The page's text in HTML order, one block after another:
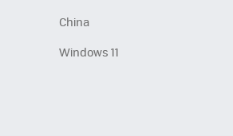
China
Windows 11